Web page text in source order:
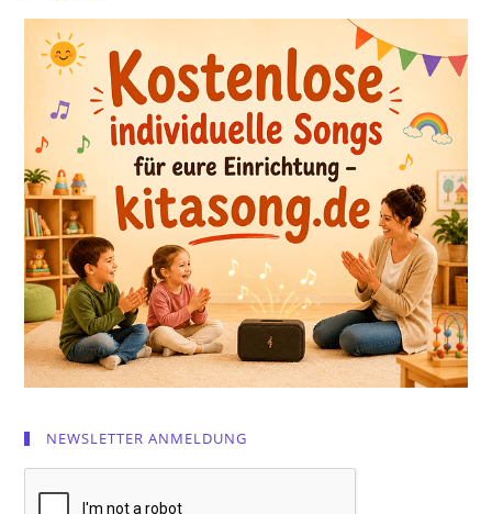
NEWSLETTER ANMELDUNG